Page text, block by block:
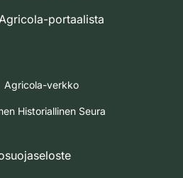
portaalista
Agricola-verkko
Historiallinen Seura